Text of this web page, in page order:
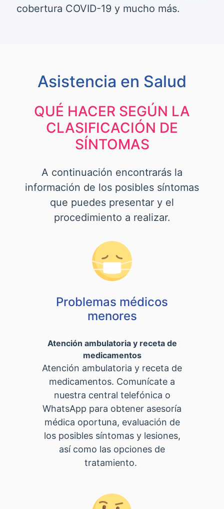
cobertura COVID-19 y mucho más.
Asistencia en Salud
QUÉ HACER SEGÚN LA
CLASIFICACIÓN DE
SÍNTOMAS
A continuación encontrarás la
información de los posibles síntomas
que puedes presentar y el
procedimiento a realizar.
Problemas médicos
menores
Atención ambulatoria y receta de
medicamentos
Atención ambulatoria y receta de
medicamentos. Comunícate a
nuestra central telefónica o
WhatsApp para obtener asesoría
médica oportuna, evaluación de
los posibles síntomas y lesiones,
así como las opciones de
tratamiento.